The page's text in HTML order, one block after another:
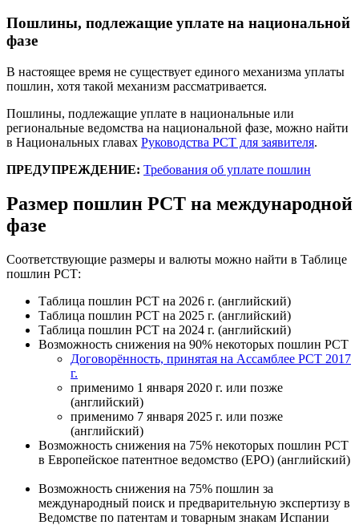
Пошлины, подлежащие уплате на национальной
фазе
В настоящее время не существует единого механизма уплаты
пошлин, хотя такой механизм рассматривается.
Пошлины, подлежащие уплате в национальные или
региональные ведомства на национальной фазе, можно найти
в Национальных главах Руководства PCT для заявителя.
ПРЕДУПРЕЖДЕНИЕ: Требования об уплате пошлин
Размер пошлин PCT на международной
фазе
Соответствующие размеры и валюты можно найти в Таблице
пошлин РСТ:
Таблица пошлин РСТ на 2026 г. (английский)
Таблица пошлин РСТ на 2025 г. (английский)
Таблица пошлин РСТ на 2024 г. (английский)
Возможность снижения на 90% некоторых пошлин РСТ
Договорённость, принятая на Ассамблее PCT 2017
г.
применимо 1 января 2020 г. или позже
(английский)
применимо 7 января 2025 г. или позже
(английский)
Возможность снижения на 75% некоторых пошлин РСТ
в Европейское патентное ведомство (EPO) (английский)
Возможность снижения на 75% пошлин за
международный поиск и предварительную экспертизу в
Ведомстве по патентам и товарным знакам Испании